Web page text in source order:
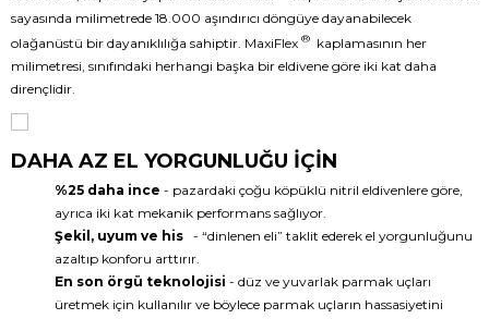
sayasında milimetrede 18.000 aşındırıcı döngüye dayanabilecek
olağanüstü bir dayanıklılığa sahiptir. MaxiFlex ® kaplamasının her
milimetresi, sınıfındaki herhangi başka bir eldivene göre iki kat daha
dirençlidir.
DAHA AZ EL YORGUNLUĞU İÇİN
%25 daha ince - pazardaki çoğu köpüklü nitril eldivenlere göre,
ayrıca iki kat mekanik performans sağlıyor.
Şekil, uyum ve his - “dinlenen eli” taklit ederek el yorgunluğunu
azaltıp konforu arttırır.
En son örgü teknolojisi - düz ve yuvarlak parmak uçları
üretmek için kullanılır ve böylece parmak uçların hassasiyetini